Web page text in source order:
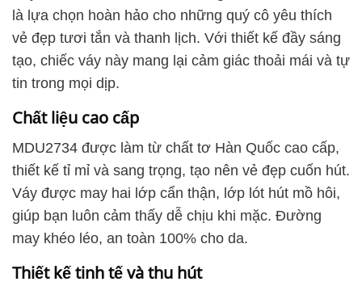
là lựa chọn hoàn hảo cho những quý cô yêu thích
vẻ đẹp tươi tắn và thanh lịch. Với thiết kế đầy sáng
tạo, chiếc váy này mang lại cảm giác thoải mái và tự
tin trong mọi dịp.
Chất liệu cao cấp
MDU2734 được làm từ chất tơ Hàn Quốc cao cấp,
thiết kế tỉ mỉ và sang trọng, tạo nên vẻ đẹp cuốn hút.
Váy được may hai lớp cẩn thận, lớp lót hút mồ hôi,
giúp bạn luôn cảm thấy dễ chịu khi mặc. Đường
may khéo léo, an toàn 100% cho da.
Thiết kế tinh tế và thu hút